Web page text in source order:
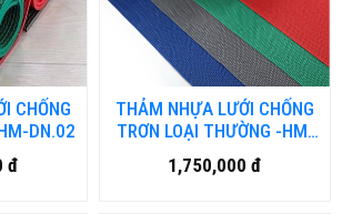
CHỐNG
DN.02
đ
THẢM NHỰA LƯỚI CHỐNG
TRƠN LOẠI THƯỜNG -HM-
DN.01
1,750,000 đ